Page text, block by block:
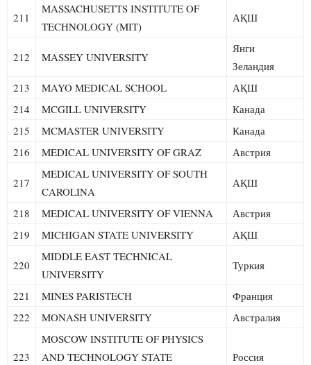
211
MASSACHUSETTS INSTITUTE OF
TECHNOLOGY (MIT)
АҚШ
212 MASSEY UNIVERSITY
Янги
Зеландия
213
MAYO MEDICAL SCHOOL
АҚШ
214
MCGILL UNIVERSITY
Канада
215
MCMASTER UNIVERSITY
Канада
216
MEDICAL UNIVERSITY OF GRAZ Австрия
217
MEDICAL UNIVERSITY OF SOUTH
CAROLINA
АҚШ
218 MEDICAL UNIVERSITY OF VIENNA
Австрия
219
MICHIGAN STATE UNIVERSITY АҚШ
220
MIDDLE EAST TECHNICAL
UNIVERSITY
Туркия
221 MINES PARISTECH
Франция
222
MONASH UNIVERSITY Австралия
223
MOSCOW INSTITUTE OF PHYSICS
AND TECHNOLOGY STATE
Россия